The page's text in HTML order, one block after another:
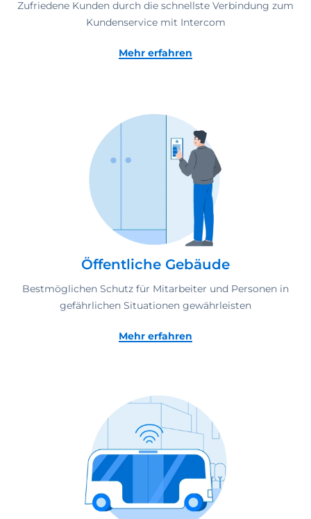
Zufriedene Kunden durch die schnellste Verbindung zum
Kundenservice mit Intercom
Mehr erfahren
Öffentliche Gebäude
Bestmöglichen Schutz für Mitarbeiter und Personen in
gefährlichen Situationen gewährleisten
Mehr erfahren